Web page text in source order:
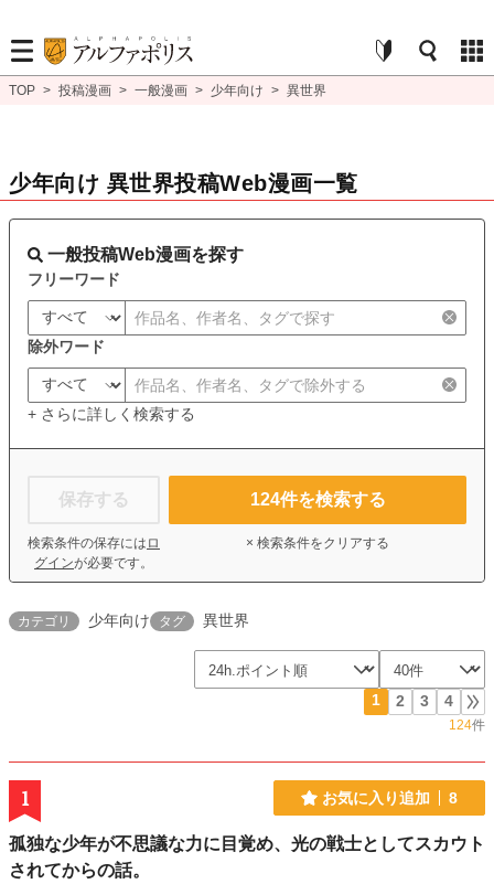
TOP > 投稿漫画 > 一般漫画 > 少年向け > 異世界
少年向け 異世界投稿Web漫画一覧
一般投稿Web漫画を探す
フリーワード
除外ワード
+ さらに詳しく検索する
保存する
検索条件の保存には ロ
グインが必要です。
124件を検索する
× 検索条件をクリアする
カテゴリ 少年向け タグ 異世界
1 2 3 4
124件
1 お気に入り追加 8
孤独な少年が不思議な力に目覚め、光の戦士としてスカウト
されてからの話。